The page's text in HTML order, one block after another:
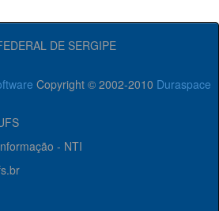
DE SERGIPE
Copyright © 2002-2010 Duraspace
- NTI